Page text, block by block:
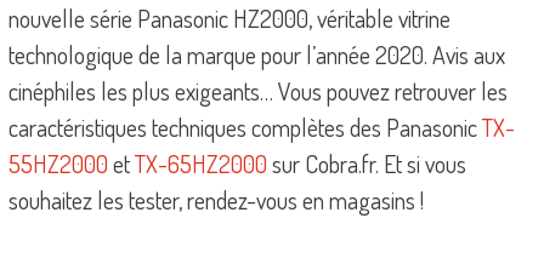
nouvelle série Panasonic HZ2000, véritable vitrine
technologique de la marque pour l’année 2020. Avis aux
cinéphiles les plus exigeants… Vous pouvez retrouver les
caractéristiques techniques complètes des PanasonicTX-
55HZ2000etTX-65HZ2000sur Cobra.fr. Et si vous
souhaitez les tester, rendez-vous en magasins !